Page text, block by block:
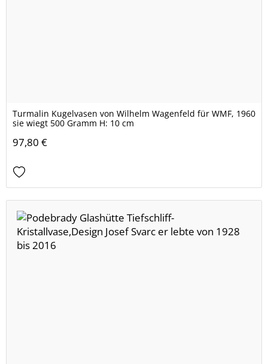
Turmalin Kugelvasen von Wilhelm Wagenfeld für WMF, 1960
sie wiegt 500 Gramm H: 10 cm
97,80 €